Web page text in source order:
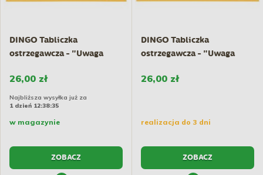
DINGO Tabliczka
ostrzegawcza - "Uwaga
26,00 zł
Najbliższa wysyłka już za
1 dzień 12:38:35
w magazynie
ZOBACZ
DINGO Tabliczka
ostrzegawcza - "Uwaga
26,00 zł
realizacja do 3 dni
ZOBACZ